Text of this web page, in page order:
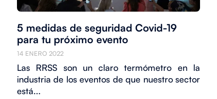
5 medidas de seguridad Covid-19
para tu próximo evento
14 ENERO 2022
Las RRSS son un claro termómetro en la
industria de los eventos de que nuestro sector
está...